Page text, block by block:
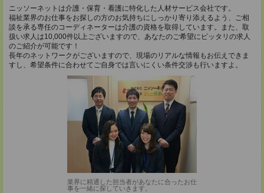
ニッソーネットは介護・保育・看護に特化した人材サービス会社です。
福祉業界のお仕事をお探しの方のお気持ちにしっかり寄り添えるよう、ご相
談を承る専任のコーディネーターは介護の資格を取得しています。また、取
扱い求人は10,000件以上ございますので、あなたのご希望にピッタリの求人
のご紹介が可能です！
長年のネットワークがございますので、現場のリアルな情報もお伝えできま
すし、希望条件に合わせてご自身では言いにくい条件交渉も行いますよ。
業界に精通した担当者があなたに合ったお仕
事を一緒に探していきます。